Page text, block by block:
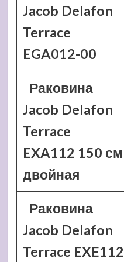
Jacob Delafon
Terrace
EGA012-00
Раковина
Jacob Delafon
Terrace
EXA112 150 см
двойная
Раковина
Jacob Delafon
Terrace EXE112